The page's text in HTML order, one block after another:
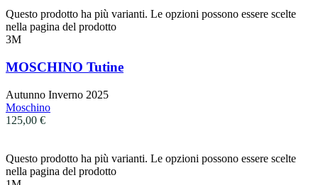
Questo prodotto ha più varianti. Le opzioni possono essere scelte
nella pagina del prodotto
3M
MOSCHINO Tutine
Autunno Inverno 2025
Moschino
125,00 €
Questo prodotto ha più varianti. Le opzioni possono essere scelte
nella pagina del prodotto